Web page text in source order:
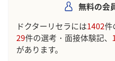
無料の会
ドクターリセラには1402件
29件の選考・面接体験記、
があります。